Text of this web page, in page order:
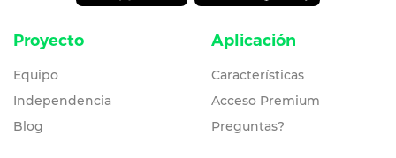
Proyecto
Equipo
Independencia
Blog
Aplicación
Características
Acceso Premium
Preguntas?